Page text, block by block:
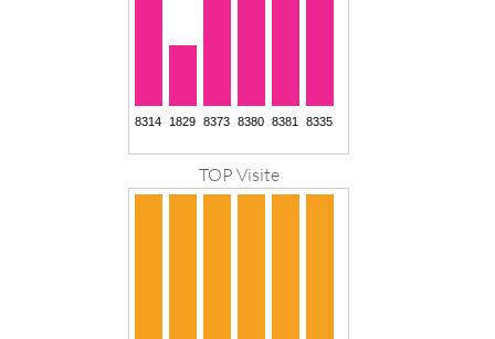
TOP Visite